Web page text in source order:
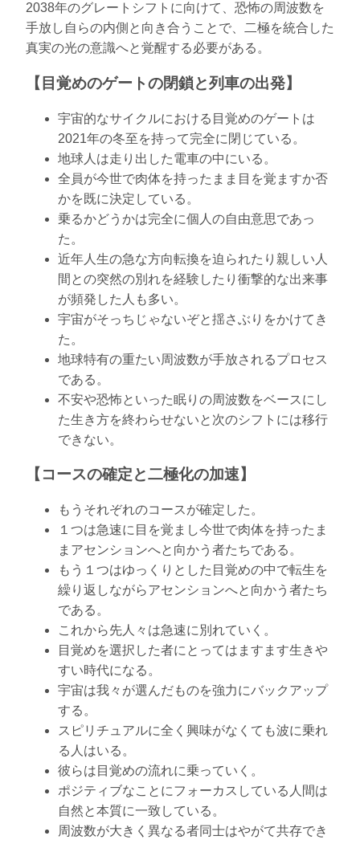
2038年のグレートシフトに向けて、恐怖の周波数を
手放し自らの内側と向き合うことで、二極を統合した
真実の光の意識へと覚醒する必要がある。
【目覚めのゲートの閉鎖と列車の出発】
宇宙的なサイクルにおける目覚めのゲートは
2021年の冬至を持って完全に閉じている。
地球人は走り出した電車の中にいる。
全員が今世で肉体を持ったまま目を覚ますか否
かを既に決定している。
乗るかどうかは完全に個人の自由意思であっ
た。
近年人生の急な方向転換を迫られたり親しい人
間との突然の別れを経験したり衝撃的な出来事
が頻発した人も多い。
宇宙がそっちじゃないぞと揺さぶりをかけてき
た。
地球特有の重たい周波数が手放されるプロセス
である。
不安や恐怖といった眠りの周波数をベースにし
た生き方を終わらせないと次のシフトには移行
できない。
【コースの確定と二極化の加速】
もうそれぞれのコースが確定した。
１つは急速に目を覚まし今世で肉体を持ったま
まアセンションへと向かう者たちである。
もう１つはゆっくりとした目覚めの中で転生を
繰り返しながらアセンションへと向かう者たち
である。
これから先人々は急速に別れていく。
目覚めを選択した者にとってはますます生きや
すい時代になる。
宇宙は我々が選んだものを強力にバックアップ
する。
スピリチュアルに全く興味がなくても波に乗れ
る人はいる。
彼らは目覚めの流れに乗っていく。
ポジティブなことにフォーカスしている人間は
自然と本質に一致している。
周波数が大きく異なる者同士はやがて共存でき